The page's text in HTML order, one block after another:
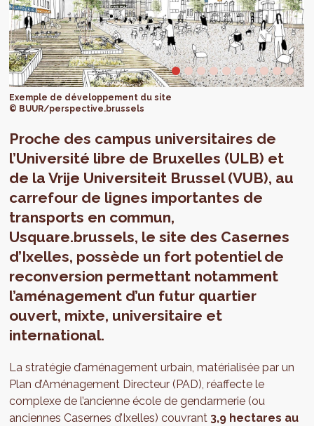
Exemple de développement du site
© BUUR/perspective.brussels
Proche des campus universitaires de
l’Université libre de Bruxelles (ULB) et
de la Vrije Universiteit Brussel (VUB), au
carrefour de lignes importantes de
transports en commun,
Usquare.brussels, le site des Casernes
d’Ixelles, possède un fort potentiel de
reconversion permettant notamment
l’aménagement d’un futur quartier
ouvert, mixte, universitaire et
international.
La stratégie d’aménagement urbain, matérialisée par un
Plan d’Aménagement Directeur (PAD), réaffecte le
complexe de l’ancienne école de gendarmerie (ou
anciennes Casernes d’Ixelles) couvrant 3,9 hectares au